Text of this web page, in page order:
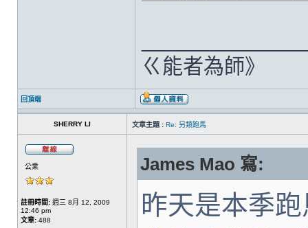
ㄍ能者為師》
回頂端
SHERRY LI 文章主題 : Re: 另類跑馬
公乘
註冊時間: 週三 8月 12, 2009
12:46 pm
文章: 488
James Mao 寫:
昨天是本季